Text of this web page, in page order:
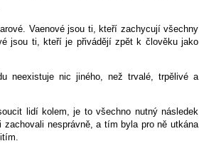
Vaenové jsou ti, kteří zachycují všechny
jsou ti, kteří je přivádějí zpět k člověku jako
neexistuje nic jiného, než trvalé, trpělivé a
lidí kolem, je to všechno nutný následek
nesprávně, a tím byla pro ně utkána